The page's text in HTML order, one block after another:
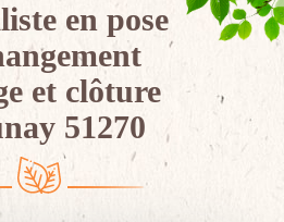
en pose
et clôture
51270